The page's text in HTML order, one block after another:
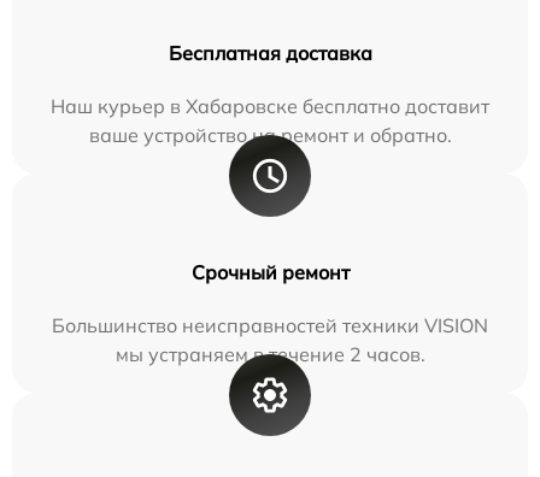
Бесплатная доставка
Наш курьер в Хабаровске бесплатно доставит
ваше устройство на ремонт и обратно.
Срочный ремонт
Большинство неисправностей техники VISION
мы устраняем в течение 2 часов.